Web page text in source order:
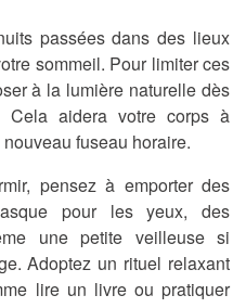
passées dans des lieux
sommeil. Pour limiter ces
à la lumière naturelle dès
Cela aidera votre corps à
fuseau horaire.
pensez à emporter des
pour les yeux, des
une petite veilleuse si
Adoptez un rituel relaxant
lire un livre ou pratiquer